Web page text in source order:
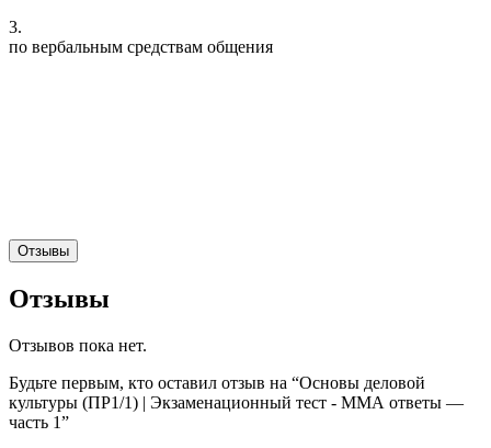
3.
по вербальным средствам общения
Отзывы
Отзывы
Отзывов пока нет.
Будьте первым, кто оставил отзыв на “Основы деловой
культуры (ПР1/1) | Экзаменационный тест - ММА ответы —
часть 1”